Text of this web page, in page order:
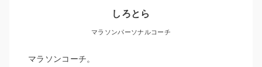
しろとら
マラソンパーソナルコーチ
マラソンコーチ。